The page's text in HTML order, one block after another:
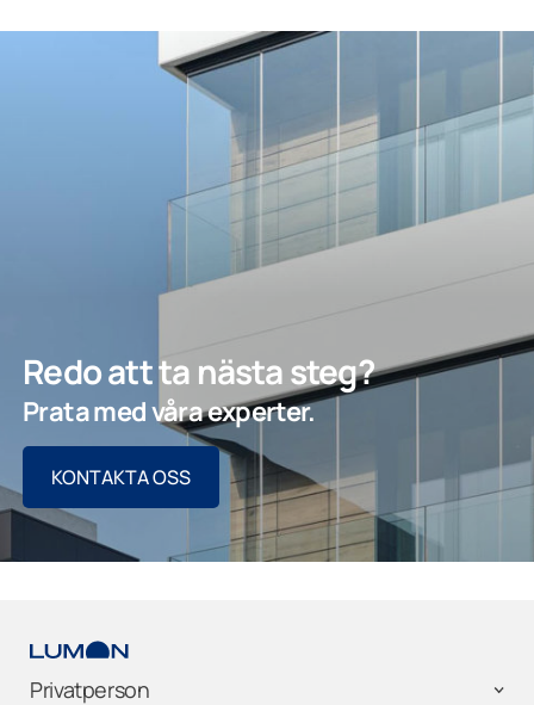
Redo att ta nästa steg?
Prata med våra experter.
KONTAKTA OSS
Privatperson